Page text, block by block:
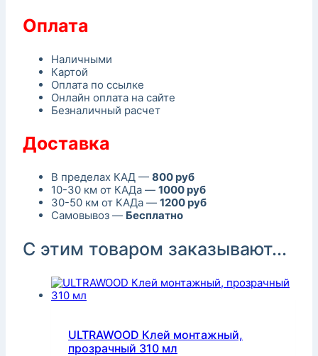
Оплата
Наличными
Картой
Оплата по ссылке
Онлайн оплата на сайте
Безналичный расчет
Доставка
В пределах КАД — 800 руб
10-30 км от КАДа — 1000 руб
30-50 км от КАДа — 1200 руб
Самовывоз — Бесплатно
С этим товаром заказывают...
ULTRAWOOD Клей монтажный,
прозрачный 310 мл